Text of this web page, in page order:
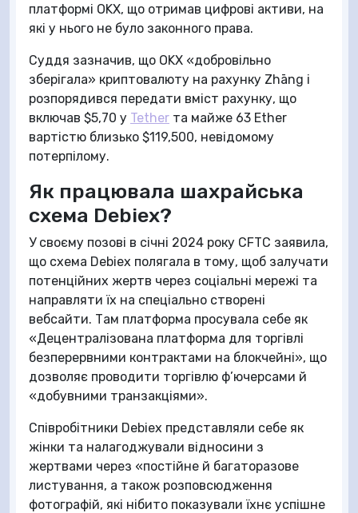
платформі OKX, що отримав цифрові активи, на
які у нього не було законного права.
Суддя зазначив, що OKX «добровільно
зберігала» криптовалюту на рахунку Zhāng і
розпорядився передати вміст рахунку, що
включав $5,70 у Tether та майже 63 Ether
вартістю близько $119,500, невідомому
потерпілому.
Як працювала шахрайська
схема Debiex?
У своєму позові в січні 2024 року CFTC заявила,
що схема Debiex полягала в тому, щоб залучати
потенційних жертв через соціальні мережі та
направляти їх на спеціально створені
вебсайти. Там платформа просувала себе як
«Децентралізована платформа для торгівлі
безперервними контрактами на блокчейні», що
дозволяє проводити торгівлю ф’ючерсами й
«добувними транзакціями».
Співробітники Debiex представляли себе як
жінки та налагоджували відносини з
жертвами через «постійне й багаторазове
листування, а також розповсюдження
фотографій, які нібито показували їхнє успішне